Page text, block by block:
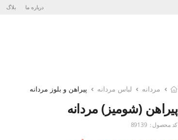
درباره ما بلاگ
مردانه لباس مردانه پیراهن و بلوز مردانه
پیراهن (شومیز) مردانه
کد محصول : 89139